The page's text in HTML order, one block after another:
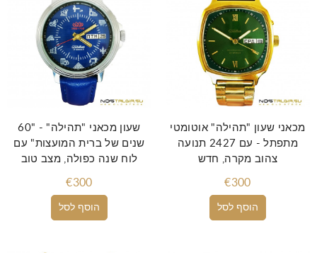
הוסף לסל
שעון מכאני "תהילה" - "60
שנים של ברית המועצות" עם
לוח שנה כפולה, מצב טוב
€300
הוסף לסל
מכאני שעון "תהילה" אוטומטי
מתפתל - עם 2427 תנועה
צהוב מקרה, חדש
€300